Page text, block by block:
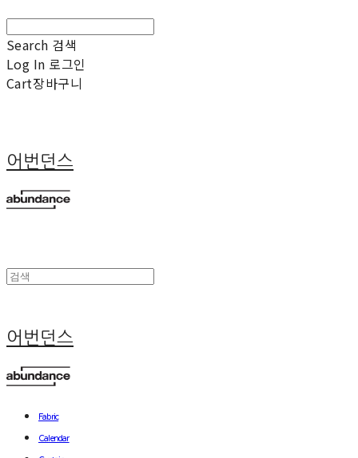
Search 검색
Log In 로그인
Cart장바구니
어번던스
어번던스
Fabric
Calendar